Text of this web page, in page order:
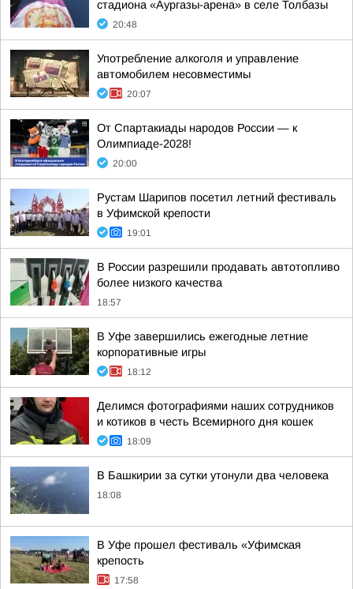
стадиона «Аургазы-арена» в селе Толбазы
20:48
Употребление алкоголя и управление
автомобилем несовместимы
20:07
От Спартакиады народов России — к
Олимпиаде-2028!
20:00
Рустам Шарипов посетил летний фестиваль
в Уфимской крепости
19:01
В России разрешили продавать автотопливо
более низкого качества
18:57
В Уфе завершились ежегодные летние
корпоративные игры
18:12
Делимся фотографиями наших сотрудников
и котиков в честь Всемирного дня кошек
18:09
В Башкирии за сутки утонули два человека
18:08
В Уфе прошел фестиваль «Уфимская
крепость
17:58